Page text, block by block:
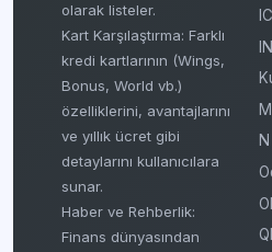
olarak listeler.
Kart Karşılaştırma: Farklı
kredi kartlarının (Wings,
Bonus, World vb.)
özelliklerini, avantajlarını
ve yıllık ücret gibi
detaylarını kullanıcılara
sunar.
Haber ve Rehberlik:
Finans dünyasından